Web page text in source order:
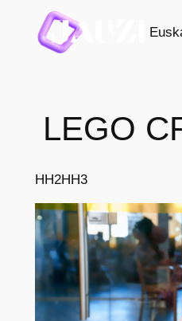
contenido
LEGO
HH2HH3